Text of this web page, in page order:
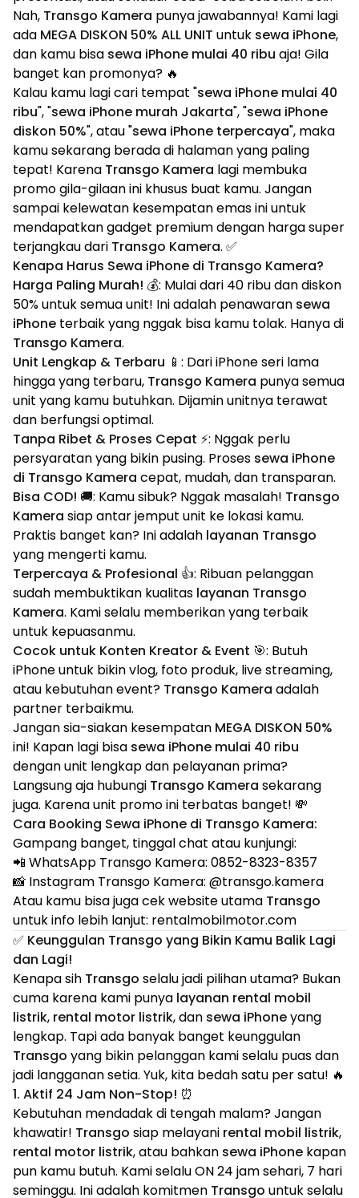
Nah, Transgo Kamera punya jawabannya! Kami lagi
ada MEGA DISKON 50% ALL UNIT untuk sewa iPhone,
dan kamu bisa sewa iPhone mulai 40 ribu aja! Gila
banget kan promonya? 🔥
Kalau kamu lagi cari tempat "sewa iPhone mulai 40
ribu", "sewa iPhone murah Jakarta", "sewa iPhone
diskon 50%", atau "sewa iPhone terpercaya", maka
kamu sekarang berada di halaman yang paling
tepat! Karena Transgo Kamera lagi membuka
promo gila-gilaan ini khusus buat kamu. Jangan
sampai kelewatan kesempatan emas ini untuk
mendapatkan gadget premium dengan harga super
terjangkau dari Transgo Kamera. ✅
Kenapa Harus Sewa iPhone di Transgo Kamera?
Harga Paling Murah! 💰: Mulai dari 40 ribu dan diskon
50% untuk semua unit! Ini adalah penawaran sewa
iPhone terbaik yang nggak bisa kamu tolak. Hanya di
Transgo Kamera.
Unit Lengkap & Terbaru 📱 : Dari iPhone seri lama
hingga yang terbaru, Transgo Kamera punya semua
unit yang kamu butuhkan. Dijamin unitnya terawat
dan berfungsi optimal.
Tanpa Ribet & Proses Cepat ⚡: Nggak perlu
persyaratan yang bikin pusing. Proses sewa iPhone
di Transgo Kamera cepat, mudah, dan transparan.
Bisa COD! 🚚: Kamu sibuk? Nggak masalah! Transgo
Kamera siap antar jemput unit ke lokasi kamu.
Praktis banget kan? Ini adalah layanan Transgo
yang mengerti kamu.
Terpercaya & Profesional 👍: Ribuan pelanggan
sudah membuktikan kualitas layanan Transgo
Kamera. Kami selalu memberikan yang terbaik
untuk kepuasanmu.
Cocok untuk Konten Kreator & Event 🎯: Butuh
iPhone untuk bikin vlog, foto produk, live streaming,
atau kebutuhan event? Transgo Kamera adalah
partner terbaikmu.
Jangan sia-siakan kesempatan MEGA DISKON 50%
ini! Kapan lagi bisa sewa iPhone mulai 40 ribu
dengan unit lengkap dan pelayanan prima?
Langsung aja hubungi Transgo Kamera sekarang
juga. Karena unit promo ini terbatas banget! 💸
Cara Booking Sewa iPhone di Transgo Kamera:
Gampang banget, tinggal chat atau kunjungi:
📲 WhatsApp Transgo Kamera: 0852-8323-8357
📸 Instagram Transgo Kamera: @transgo.kamera
Atau kamu bisa juga cek website utama Transgo
untuk info lebih lanjut: rentalmobilmotor.com
✅ Keunggulan Transgo yang Bikin Kamu Balik Lagi
dan Lagi!
Kenapa sih Transgo selalu jadi pilihan utama? Bukan
cuma karena kami punya layanan rental mobil
listrik, rental motor listrik, dan sewa iPhoneyang
lengkap. Tapi ada banyak banget keunggulan
Transgo yang bikin pelanggan kami selalu puas dan
jadi langganan setia. Yuk, kita bedah satu per satu! 🔥
1. Aktif 24 Jam Non-Stop! ⏰
Kebutuhan mendadak di tengah malam? Jangan
khawatir! Transgo siap melayani rental mobil listrik,
rental motor listrik, atau bahkan sewa iPhone kapan
pun kamu butuh. Kami selalu ON 24 jam sehari, 7 hari
seminggu. Ini adalah komitmen Transgo untuk selalu